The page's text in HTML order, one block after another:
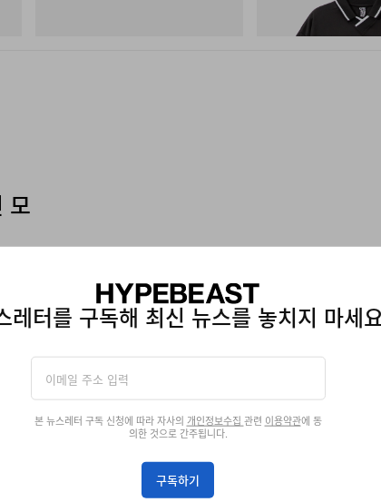
모
레터를 구독해 최신 뉴스를 놓치지 마세
본 뉴스레터 구독 신청에 따라 자사의 개인정보수집 관련 이용약관에 동
의한 것으로 간주됩니다.
구독하기